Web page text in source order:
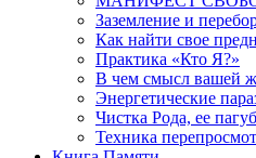
Заземление и
Как найти свое
Практика «Кто Я?»
В чем смысл вашей
Энергетические
Чистка Рода, ее
Техника